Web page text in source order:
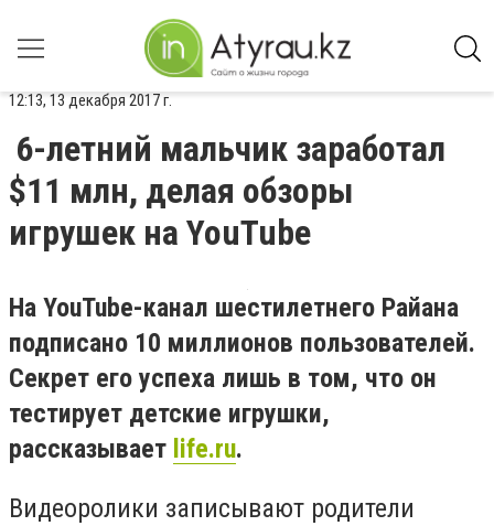
12:13, 13 декабря 2017 г.
6-летний мальчик заработал
$11 млн, делая обзоры
игрушек на YouTube
На YouTube-канал шестилетнего Райана
подписано 10 миллионов пользователей.
Секрет его успеха лишь в том, что он
тестирует детские игрушки,
рассказывает life.ru.
Видеоролики записывают родители